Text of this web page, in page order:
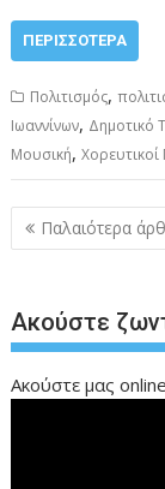
ΠΕΡΙΣΣΌΤΕΡΑ
Πολιτισμός,
Ιωαννίνων, Δημοτικό
Μουσική,Χορευτικοί
Πλοήγηση
άρθρων
Παλαιότερα
Ακούστε
Ακούστε μας